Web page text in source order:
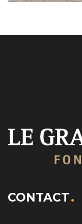
CONTACT